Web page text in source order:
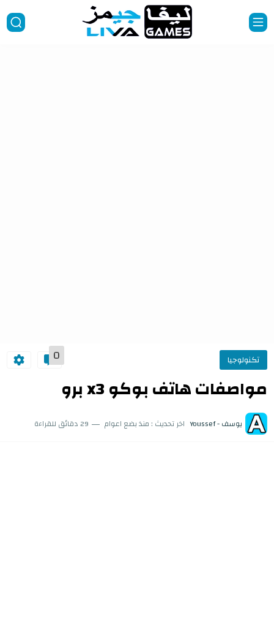
تكنولوجيا 0
مواصفات هاتف بوكو x3 برو
يوسف - Youssef اخر تحديث : منذ بضع اعوام 29 دقائق للقراءة